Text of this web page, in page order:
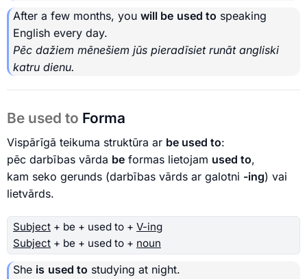
After a few months, you will be used to speaking
English every day.
Pēc dažiem mēnešiem jūs pieradīsiet runāt angliski
katru dienu.
Be used to Forma
Vispārīgā teikuma struktūra ar be used to:
pēc darbības vārda be formas lietojam used to,
kam seko gerunds (darbības vārds ar galotni -ing) vai
lietvārds.
Subject + be + used to + V-ing
Subject + be + used to + noun
She is used to studying at night.